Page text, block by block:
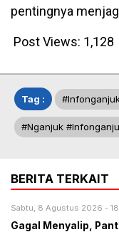
pentingnya
Post Views: 1,128
Tag :
#nganjuk
BERITA TERKAIT
Sabtu, 8 Agustus 2026 -
Gagal Menyalip,